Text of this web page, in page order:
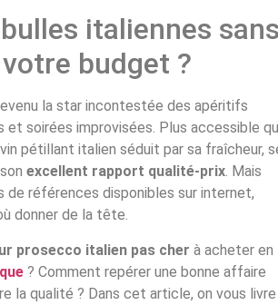
italiennes
budget ?
la star incontestée des apéritifs
et soirées improvisées. Plus accessible
pétillant italien séduit par sa fraîcheur,
excellent rapport qualité-prix. Mais
de références disponibles sur internet,
donner de la tête.
prosecco italien pas cher à acheter en
? Comment repérer une bonne affaire
la qualité ? Dans cet article, on vous livre